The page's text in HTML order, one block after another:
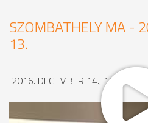
SZOMBATHELY MA -
13.
2016. DECEMBER 14., 17:22